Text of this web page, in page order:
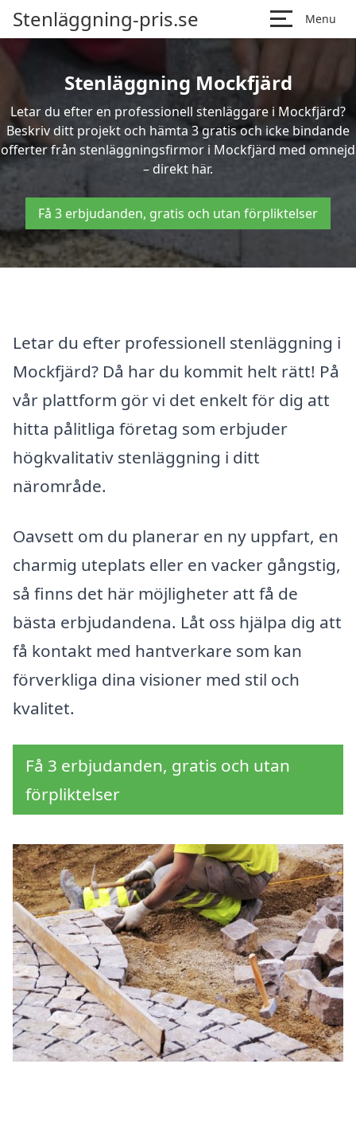
Stenläggning-pris.se Menu
Stenläggning Mockfjärd
Letar du efter en professionell stenläggare i Mockfjärd?
Beskriv ditt projekt och hämta 3 gratis och icke bindande
offerter från stenläggningsfirmor i Mockfjärd med omnejd
– direkt här.
Få 3 erbjudanden, gratis och utan förpliktelser
Letar du efter professionell stenläggning i
Mockfjärd? Då har du kommit helt rätt! På
vår plattform gör vi det enkelt för dig att
hitta pålitliga företag som erbjuder
högkvalitativ stenläggning i ditt
närområde.
Oavsett om du planerar en ny uppfart, en
charmig uteplats eller en vacker gångstig,
så finns det här möjligheter att få de
bästa erbjudandena. Låt oss hjälpa dig att
få kontakt med hantverkare som kan
förverkliga dina visioner med stil och
kvalitet.
Få 3 erbjudanden, gratis och utan
förpliktelser